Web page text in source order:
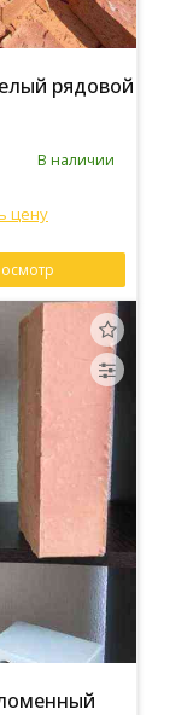
рядовой
В наличии
цену